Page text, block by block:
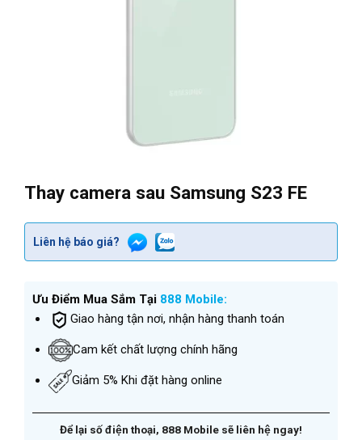
Thay camera sau Samsung S23 FE
Liên hệ báo giá?
Ưu Điểm Mua Sắm Tại 888 Mobile:
Giao hàng tận nơi, nhận hàng thanh toán
Cam kết chất lượng chính hãng
Giảm 5% Khi đặt hàng online
Để lại số điện thoại, 888 Mobile sẽ liên hệ ngay!